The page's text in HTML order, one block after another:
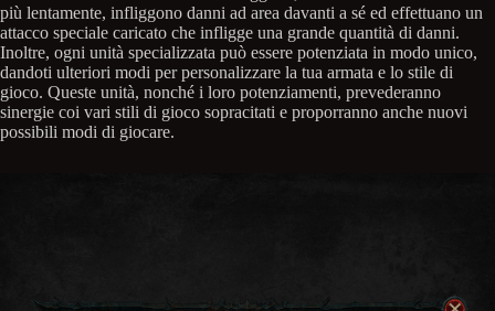
più lentamente, infliggono danni ad area davanti a sé ed effettuano un
attacco speciale caricato che infligge una grande quantità di danni.
Inoltre, ogni unità specializzata può essere potenziata in modo unico,
dandoti ulteriori modi per personalizzare la tua armata e lo stile di
gioco. Queste unità, nonché i loro potenziamenti, prevederanno
sinergie coi vari stili di gioco sopracitati e proporranno anche nuovi
possibili modi di giocare.